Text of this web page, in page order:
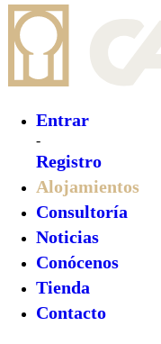
Entrar
-
Registro
Alojamientos
Consultoría
Noticias
Conócenos
Tienda
Contacto